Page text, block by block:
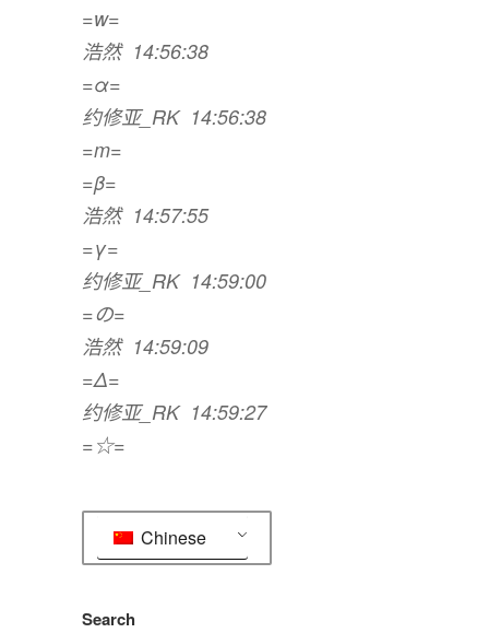
=w=
浩然 14:56:38
=α=
约修亚_RK 14:56:38
=m=
=β=
浩然 14:57:55
=γ=
约修亚_RK 14:59:00
=の=
浩然 14:59:09
=Δ=
约修亚_RK 14:59:27
=☆=
Chinese
Search